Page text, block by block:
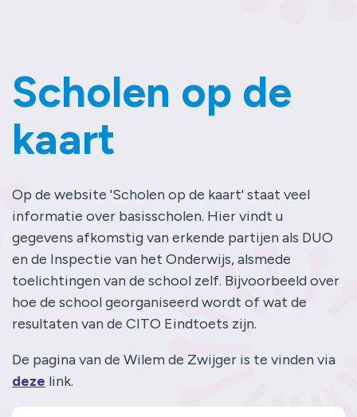
Scholen op de
kaart
Op de website 'Scholen op de kaart' staat veel
informatie over basisscholen. Hier vindt u
gegevens afkomstig van erkende partijen als DUO
en de Inspectie van het Onderwijs, alsmede
toelichtingen van de school zelf. Bijvoorbeeld over
hoe de school georganiseerd wordt of wat de
resultaten van de CITO Eindtoets zijn.
De pagina van de Wilem de Zwijger is te vinden via
deze link.